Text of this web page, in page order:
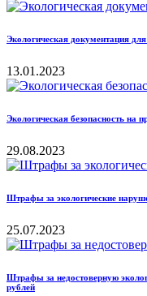
Экологическая документация для
13.01.2023
Экологическая безопасность на
29.08.2023
Штрафы за экологические
25.07.2023
Штрафы за недостоверную
рублей